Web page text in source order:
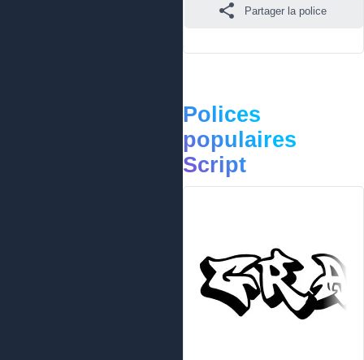
Partager la police
Polices
populaires
Script